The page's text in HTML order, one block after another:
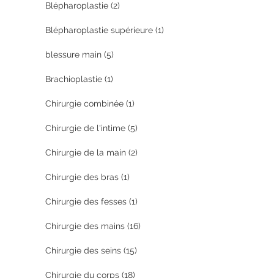
Blépharoplastie (2)
Blépharoplastie supérieure (1)
blessure main (5)
Brachioplastie (1)
Chirurgie combinée (1)
Chirurgie de l'intime (5)
Chirurgie de la main (2)
Chirurgie des bras (1)
Chirurgie des fesses (1)
Chirurgie des mains (16)
Chirurgie des seins (15)
Chirurgie du corps (18)